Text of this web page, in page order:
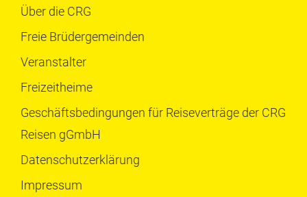
Über die CRG
Freie Brüdergemeinden
Veranstalter
Freizeitheime
Geschäftsbedingungen für Reiseverträge der CRG
Reisen gGmbH
Datenschutzerklärung
Impressum